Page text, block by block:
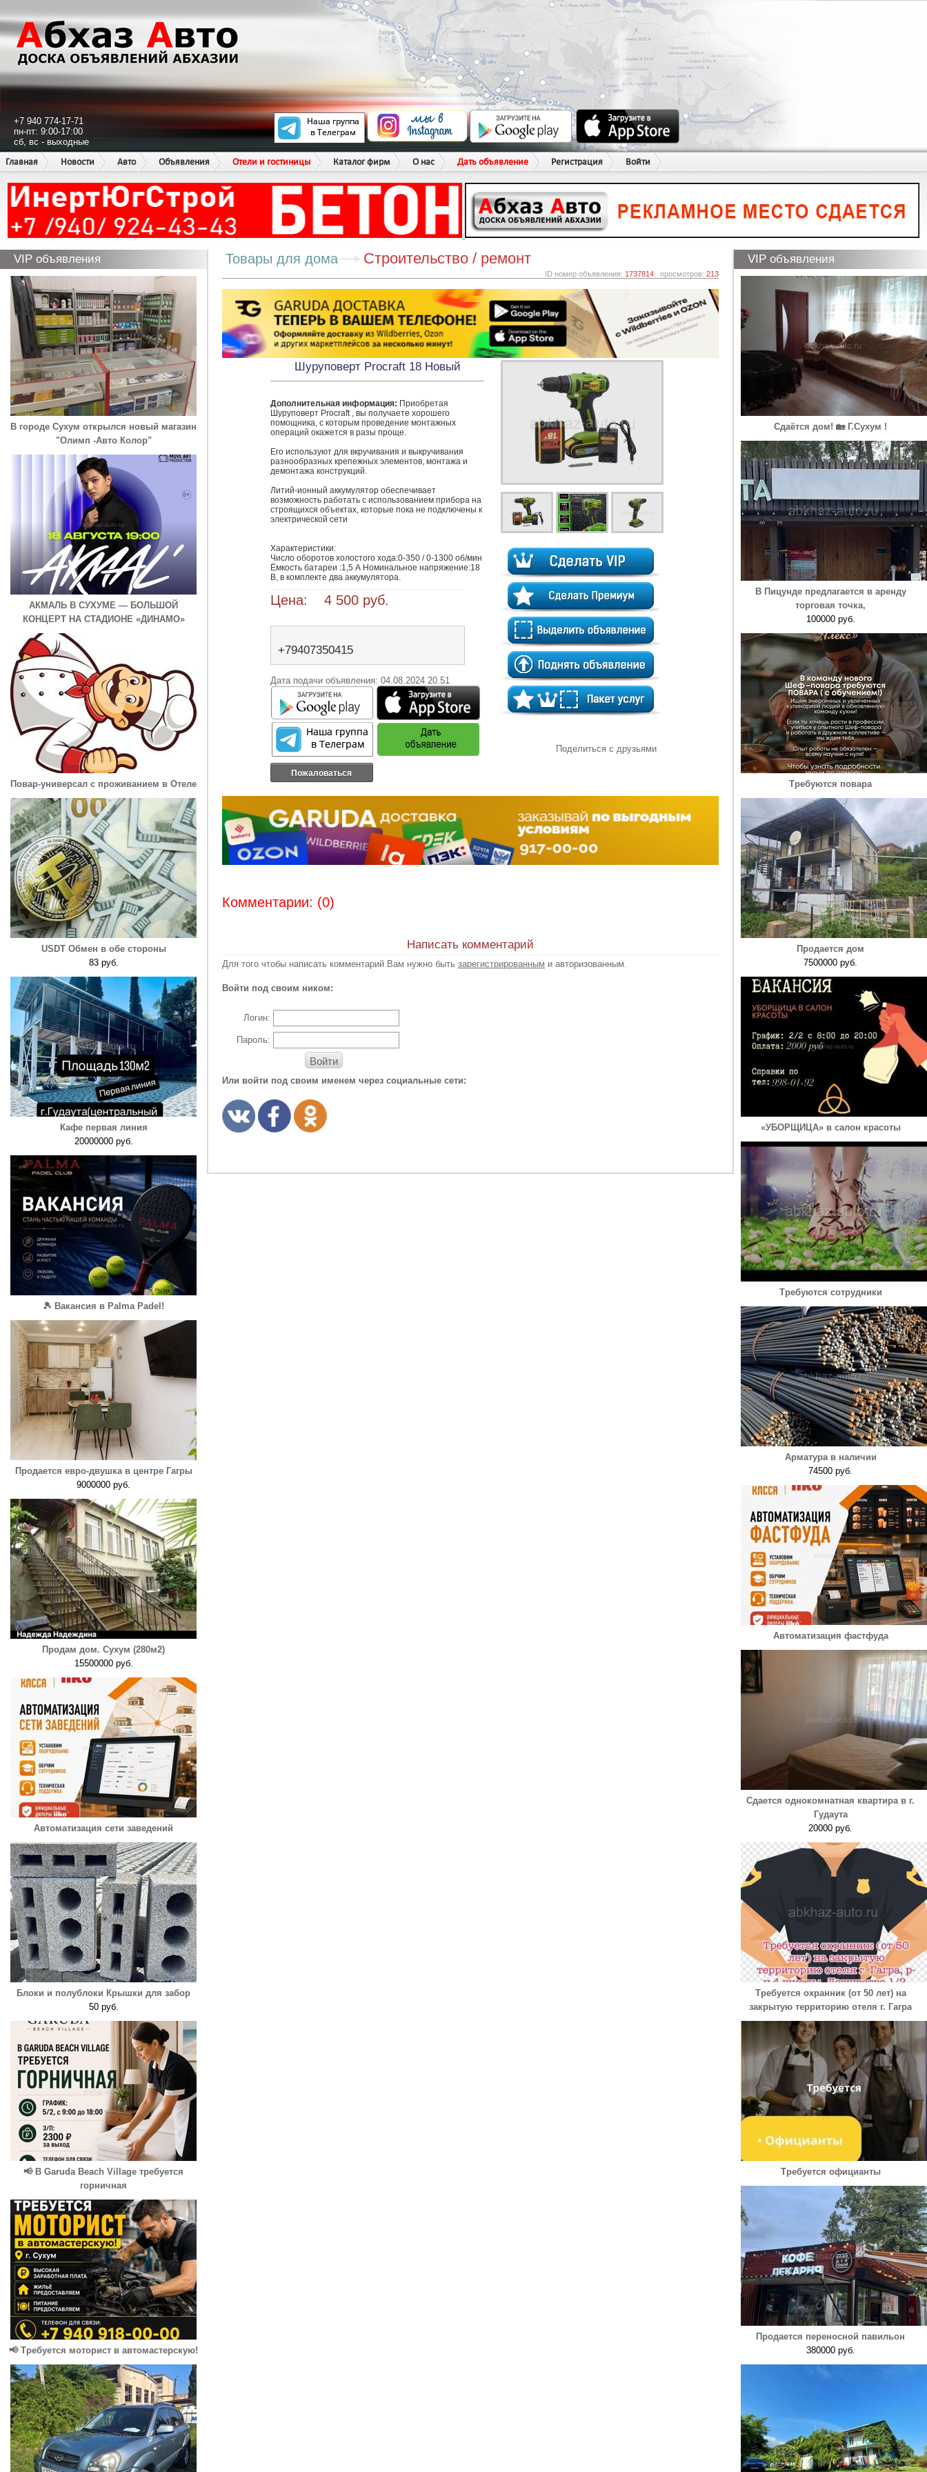
+7 940 774-17-71
пн-пт: 9:00-17:00
сб, вс - выходные
Главная
Новости Авто Объявления Отели и гостиницы Каталог фирм О нас Дать объявление Регистрация Войти
VIP объявления
В городе Сухум открылся новый магазин
"Олимп -Авто Колор"
АКМАЛЬ В СУХУМЕ — БОЛЬШОЙ
КОНЦЕРТ НА СТАДИОНЕ «ДИНАМО»
Повар-универсал с проживанием в Отеле
USDT Обмен в обе стороны
83 руб.
Кафе первая линия
20000000 руб.
🎾 Вакансия в Palma Padel!
Продается евро-двушка в центре Гагры
9000000 руб.
Продам дом. Сухум (280м2)
15500000 руб.
Автоматизация сети заведений
Блоки и полублоки Крышки для забор
50 руб.
📢 В Garuda Beach Village требуется
горничная
📢 Требуется моторист в автомастерскую!
Товары для дома Строительство / ремонт
ID номер объявления: 1737814 просмотров: 213
Шуруповерт Procraft 18 Новый
Дополнительная информация: Приобретая
Шуруповерт Procraft , вы получаете хорошего
помощника, с которым проведение монтажных
операций окажется в разы проще.
Его используют для вкручивания и выкручивания
разнообразных крепежных элементов, монтажа и
демонтажа конструкций.
Литий-ионный аккумулятор обеспечивает
возможность работать с использованием прибора на
строящихся объектах, которые пока не подключены к
электрической сети
Характеристики:
Число оборотов холостого хода:0-350 / 0-1300 об/мин
Ёмкость батареи :1,5 А Номинальное напряжение:18
В, в комплекте два аккумулятора.
Цена: 4 500 руб.
+79407350415
Дата подачи объявления: 04.08.2024 20.51
Пожаловаться
Поделиться с друзьями
Комментарии: (0)
Написать комментарий
Для того чтобы написать комментарий Вам нужно быть зарегистрированным и авторизованным.
Войти под своим ником:
Логин:
Пароль:
Войти
Или войти под своим именем через социальные сети:
VIP объявления
Сдаётся дом! 🏡 Г.Сухум !
В Пицунде предлагается в аренду
торговая точка,
100000 руб.
Требуются повара
Продается дом
7500000 руб.
«УБОРЩИЦА» в салон красоты
Требуются сотрудники
Арматура в наличии
74500 руб.
Автоматизация фастфуда
Сдается однокомнатная квартира в г.
Гудаута
20000 руб.
Требуется охранник (от 50 лет) на
закрытую территорию отеля г. Гагра
Требуется официанты
Продается переносной павильон
380000 руб.